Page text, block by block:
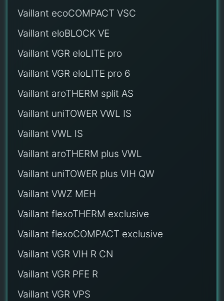
Vaillant ecoCOMPACT VSC
Vaillant eloBLOCK VE
Vaillant VGR eloLITE pro
Vaillant VGR eloLITE pro 6
Vaillant aroTHERM split AS
Vaillant uniTOWER VWL IS
Vaillant VWL IS
Vaillant aroTHERM plus VWL
Vaillant uniTOWER plus VIH QW
Vaillant VWZ MEH
Vaillant flexoTHERM exclusive
Vaillant flexoCOMPACT exclusive
Vaillant VGR VIH R CN
Vaillant VGR PFE R
Vaillant VGR VPS